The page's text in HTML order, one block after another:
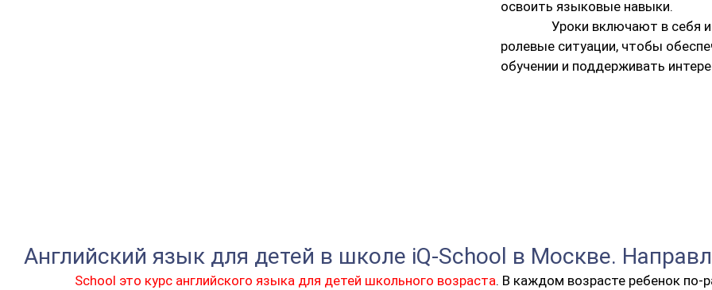
освоить языковые навыки.
Уроки включают в себя
ролевые ситуации, чтобы
обучении и поддерживать
Английский язык для детей в школе iQ-School в Москве.
School это курс английского языка для детей школьного возраста. В каждом возрасте ребенок по-